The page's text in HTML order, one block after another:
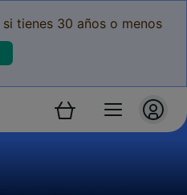
si tienes 30 años o menos